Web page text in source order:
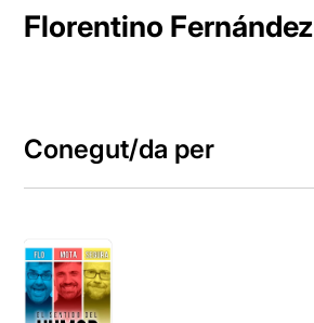
Florentino Fernández
Conegut/da per